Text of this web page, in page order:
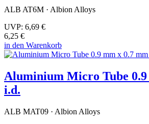
ALB AT6M · Albion Alloys
UVP: 6,69 €
6,25 €
in den Warenkorb
Aluminium Micro Tube 0.9
i.d.
ALB MAT09 · Albion Alloys